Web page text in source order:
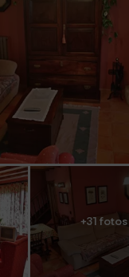
+31 fotos